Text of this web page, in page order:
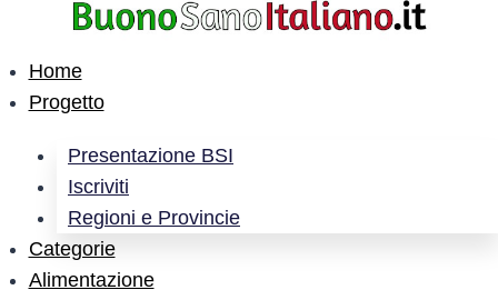
Home
Progetto
Presentazione BSI
Iscriviti
Regioni e Provincie
Categorie
Alimentazione